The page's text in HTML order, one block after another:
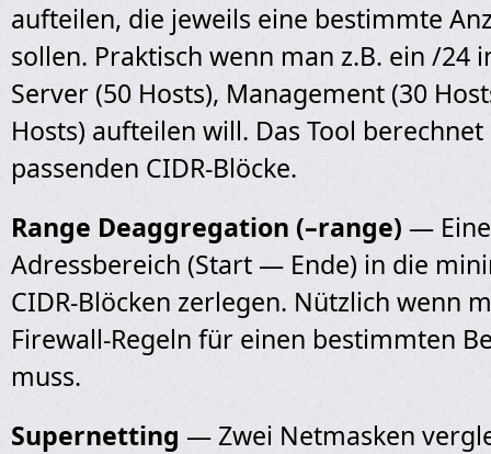
aufteilen, die jeweils eine bestimmte
sollen. Praktisch wenn man z.B. ein /24
Server (50 Hosts), Management (30
Hosts) aufteilen will. Das Tool
passenden CIDR-Blöcke.
Range Deaggregation (–range) —
Adressbereich (Start — Ende) in die
CIDR-Blöcken zerlegen. Nützlich wenn
Firewall-Regeln für einen bestimmten
muss.
Supernetting — Zwei Netmasken